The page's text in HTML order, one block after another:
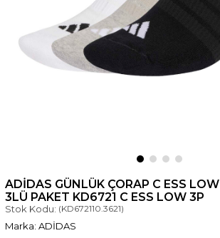
ADIDAS GÜNLÜK ÇORAP C ESS LOW
3LÜ PAKET KD6721 C ESS LOW 3P
Stok Kodu: (KD672110.3621)
ADİDAS